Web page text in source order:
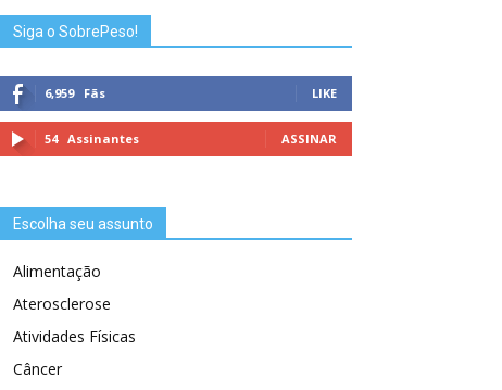
Siga o SobrePeso!
6,959 Fãs LIKE
54 Assinantes ASSINAR
Escolha seu assunto
Alimentação
Aterosclerose
Atividades Físicas
Câncer